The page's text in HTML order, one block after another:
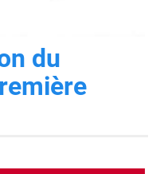
du